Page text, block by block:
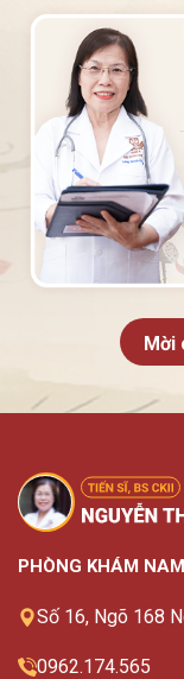
Mời
PHÒNG KHÁM
Số 16, Ngõ 168
0962.174.565